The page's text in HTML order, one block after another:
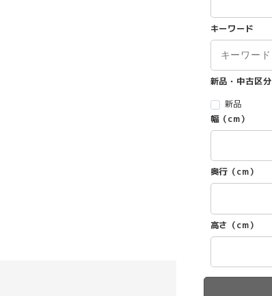
キーワード
新品・中古区分
新品
幅（cm）
奥行（cm）
高さ（cm）